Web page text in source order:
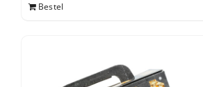
Bestel